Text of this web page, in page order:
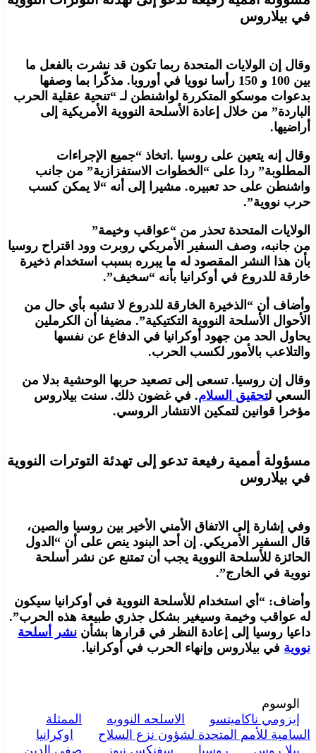
في بيلاروس
وقال إن الولايات المتحدة ربما تكون قد نشرت بالفعل ما
بين 100 و 150 رأسا نوويا في أوروبا. مذكّرا بما وصفها
بدعوات موسكو المتكررة لواشنطن لـ “تنحية عقلية الحرب
الباردة” من خلال إعادة الأسلحة النووية الأمريكية إلى
أراضيها.
وقال إنه يتعين على روسيا .اتخاذ “جميع الإجراءات
المطلوبة” ردا على “الخطوات الاستفزازية” من جانب
واشنطن على حد تعبيره. مشيرا إلى أنه “لا يمكن كسب
حرب نووية”.
الولايات المتحدة تحذر من “عواقب وخيمة”
من جانبه، وصف السفير الأمريكي روبرت وود اقتراح روسيا
بأن هذا النشر المقصود له ما يبرره بسبب استخدام ذخيرة
خارقة للدروع في أوكرانيا بأنه “سخيف”.
وأضاف أن “الذخيرة الخارقة للدروع لا تشبه بأي حال من
الأحوال الأسلحة النووية التكتيكية”. مضيفا أن الكرملين
يحاول الحد من جهود أوكرانيا في الدفاع عن نفسها
والتلاعب بالأمور لكسب الحرب.
وقال إن روسيا. تسعى إلى تصعيد حربها الوحشية بدلا من
السعي لتحقيق السلام. في غضون ذلك. سنت بيلاروس
مؤخرا قوانين لتمكين الانتشار الروسي.
مسؤولة أممية رفيعة تدعو إلى تهدئة التوترات النووية
في بيلاروس
وفي إشارة إلى الاتفاق الأمني الأخير بين روسيا والصين،
قال السفير الأمريكي. إن أحد البنود ينص على أن “الدول
الحائزة للأسلحة النووية يجب أن تمتنع عن نشر أسلحة
نووية في الخارج”.
وأضاف: “أي استخدام للأسلحة النووية في أوكرانيا سيكون
له عواقب وخيمة وسيغير بشكل جذري طبيعة هذه الحرب”.
داعيا روسيا إلى إعادة النظر في قرارها بشأن نشر أسلحة
نووية في بيلاروس وإنهاء الحرب في أوكرانيا.
الوسوم
إيزومي ناكاميتسو
الاسلحه النوويه
الممثلة
السامية للأمم المتحدة لشؤون نزع السلاح
اوكرانيا